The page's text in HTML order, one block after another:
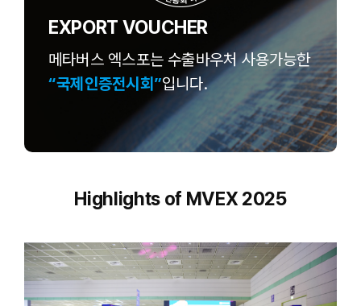
EXPORT VOUCHER
메타버스 엑스포는 수출바우처 사용가능한
“국제인증전시회”입니다.
Highlights of MVEX 2025